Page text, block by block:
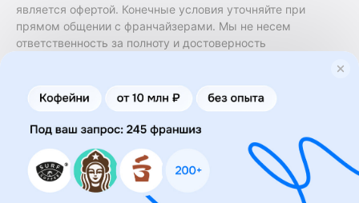
является офертой. Конечные условия уточняйте при
прямом общении с франчайзерами. Мы не несем
ответственность за полноту и достоверность
финансовые услуги. Заключение договоров
коммерческой концессии (франчайзинга) осуществляется
правообладателями/их представителями. Бизнесменс.ру
не является посредником или представителем
правообладателя и не несет ответственность за условия
предоставления франшизы и действия лиц,
осуществленные на основании информации, имеющейся